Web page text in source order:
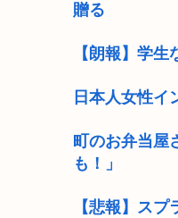
贈る
【朗報】学
日本人女性イ
町のお弁当
も！」
【悲報】ス